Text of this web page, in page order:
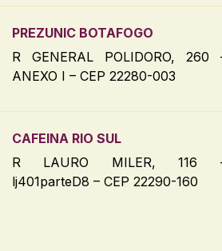
PREZUNIC BOTAFOGO
R GENERAL POLIDORO, 260
ANEXO I – CEP 22280-003
CAFEINA RIO SUL
R LAURO MILER, 116
lj401parteD8 – CEP 22290-160